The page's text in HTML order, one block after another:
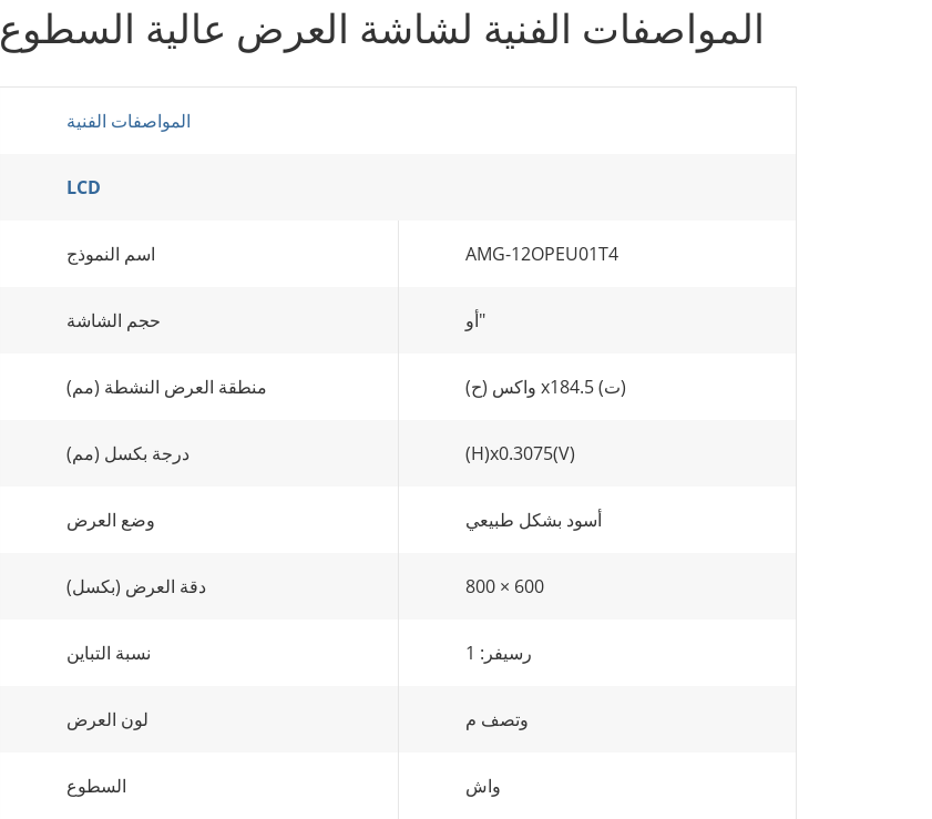
المواصفات الفنية لشاشة العرض عالية السطوع
المواصفات الفنية
LCD
اسم النموذج AMG-12OPEU01T4
حجم الشاشة أو"
منطقة العرض النشطة (مم) واكس (ح) x184.5 (ت)
درجة بكسل (مم) (H)x0.3075(V)
وضع العرض أسود بشكل طبيعي
دقة العرض (بكسل) 800 × 600
نسبة التباين رسيفر: 1
لون العرض وتصف م
السطوع واش